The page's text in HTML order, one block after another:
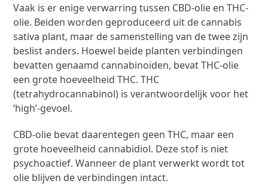
Vaak is er enige verwarring tussen CBD-olie en THC-
olie. Beiden worden geproduceerd uit de cannabis
sativa plant, maar de samenstelling van de twee zijn
beslist anders. Hoewel beide planten verbindingen
bevatten genaamd cannabinoïden, bevat THC-olie
een grote hoeveelheid THC. THC
(tetrahydrocannabinol) is verantwoordelijk voor het
‘high’-gevoel.
CBD-olie bevat daarentegen geen THC, maar een
grote hoeveelheid cannabidiol. Deze stof is niet
psychoactief. Wanneer de plant verwerkt wordt tot
olie blijven de verbindingen intact.